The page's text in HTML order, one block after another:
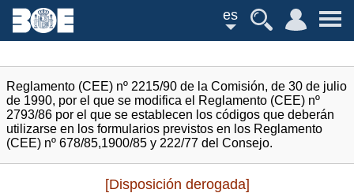
es
Reglamento (CEE) nº 2215/90 de la Comisión, de 30 de julio
de 1990, por el que se modifica el Reglamento (CEE) nº
2793/86 por el que se establecen los códigos que deberán
utilizarse en los formularios previstos en los Reglamento
(CEE) nº 678/85,1900/85 y 222/77 del Consejo.
[Disposición derogada]